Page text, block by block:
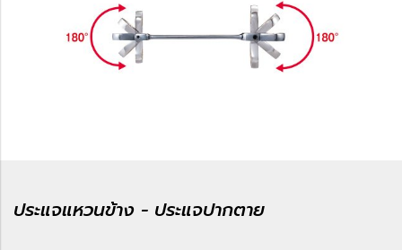
ประแจแหวนข้าง - ประแจปากตาย